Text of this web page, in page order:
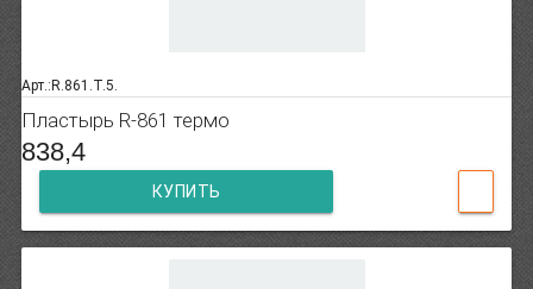
Арт.:R.861.T.5.
Пластырь R-861 термо
838,4
КУПИТЬ